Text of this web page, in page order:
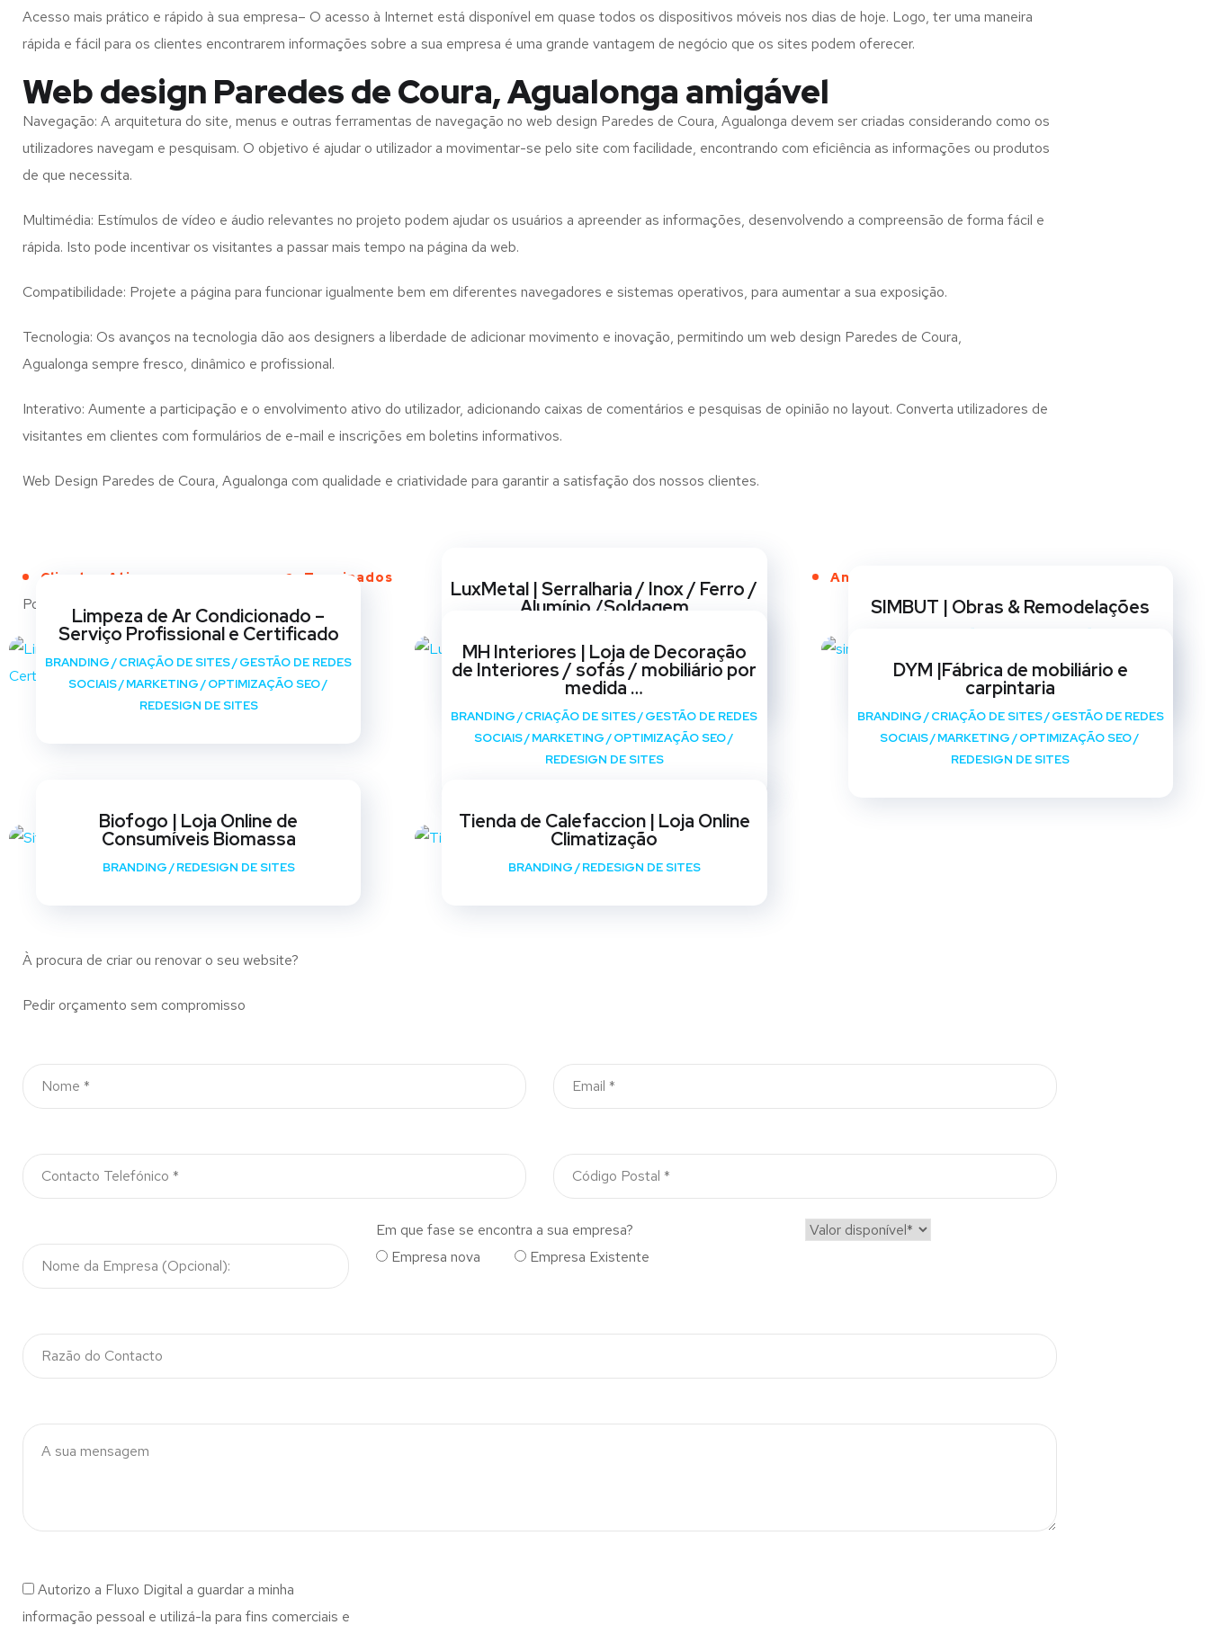
Acesso mais prático e rápido à sua empresa– O acesso à Internet está disponível em quase todos os dispositivos móveis nos dias de hoje. Logo, ter uma maneira
rápida e fácil para os clientes encontrarem informações sobre a sua empresa é uma grande vantagem de negócio que os sites podem oferecer.
Web design Paredes de Coura, Agualonga amigável
Navegação: A arquitetura do site, menus e outras ferramentas de navegação no web design Paredes de Coura, Agualonga devem ser criadas considerando como os
utilizadores navegam e pesquisam. O objetivo é ajudar o utilizador a movimentar-se pelo site com facilidade, encontrando com eficiência as informações ou produtos
de que necessita.
Multimédia: Estímulos de vídeo e áudio relevantes no projeto podem ajudar os usuários a apreender as informações, desenvolvendo a compreensão de forma fácil e
rápida. Isto pode incentivar os visitantes a passar mais tempo na página da web.
Compatibilidade: Projete a página para funcionar igualmente bem em diferentes navegadores e sistemas operativos, para aumentar a sua exposição.
Tecnologia: Os avanços na tecnologia dão aos designers a liberdade de adicionar movimento e inovação, permitindo um web design Paredes de Coura,
Agualonga sempre fresco, dinâmico e profissional.
Interativo: Aumente a participação e o envolvimento ativo do utilizador, adicionando caixas de comentários e pesquisas de opinião no layout. Converta utilizadores de
visitantes em clientes com formulários de e-mail e inscrições em boletins informativos.
Web Design Paredes de Coura, Agualonga com qualidade e criatividade para garantir a satisfação dos nossos clientes.
Clientes Ativos Terminados Anos de Serviço
Portfólio
Limpeza de Ar Condicionado –
Serviço Profissional e Certificado
BRANDING/CRIAÇÃO DE SITES/GESTÃO DE REDES
SOCIAIS/MARKETING/OPTIMIZAÇÃO SEO/
REDESIGN DE SITES
LuxMetal | Serralharia / Inox / Ferro /
Alumínio /Soldagem
SOCIAIS/ MARKETING/OPTIMIZAÇÃO SEO/
REDESIGN DE SITES
SIMBUT | Obras & Remodelações
REDESIGN DE SITES
MH Interiores | Loja de Decoração
de Interiores / sofás / mobiliário por
medida …
BRANDING /CRIAÇÃO DE SITES/GESTÃO DE REDES
SOCIAIS/MARKETING/OPTIMIZAÇÃO SEO/
REDESIGN DE SITES
DYM |Fábrica de mobiliário e
carpintaria
BRANDING/CRIAÇÃO DE SITES/GESTÃO DE REDES
SOCIAIS/MARKETING/OPTIMIZAÇÃO SEO/
REDESIGN DE SITES
Biofogo | Loja Online de
Consumíveis Biomassa
BRANDING/REDESIGN DE SITES
Tienda de Calefaccion | Loja Online
Climatização
BRANDING/REDESIGN DE SITES
À procura de criar ou renovar o seu website?
Pedir orçamento sem compromisso
Em que fase se encontra a sua empresa?
Empresa nova
Empresa Existente
Autorizo a Fluxo Digital a guardar a minha
informação pessoal e utilizá-la para fins comerciais e